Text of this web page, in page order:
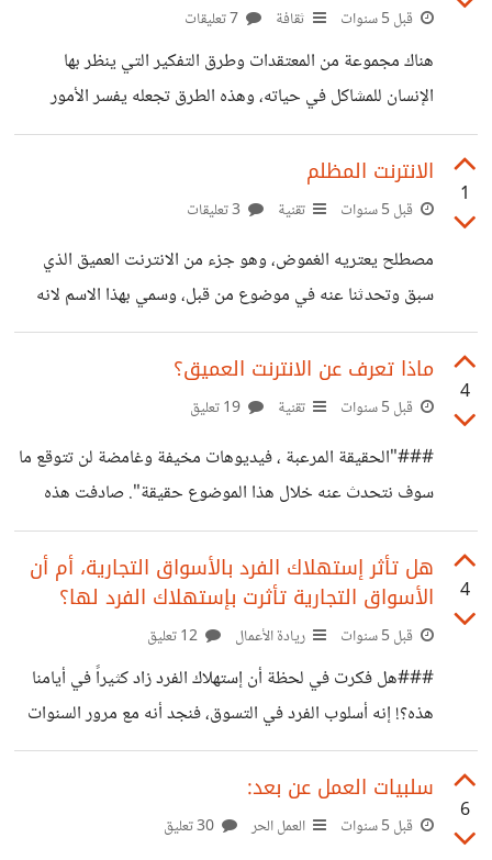
الكافي أو غيره من الأسباب التي تمنعنا من الذهاب للتمرين في
النادي الرياضي أو البدء بهواية محببة لديك وأنت أهملتها بسبب
ضغط الدراسة. ولكن ما يحدث بعد التخرج نجده
قبل 5 سنوات ثقافة
هناك مجموعة من المعتقدات وطرق التفكير التي ينظر بها
الإنسان للمشاكل في حياته، وهذه الطرق تجعله يفسر الأمور
بطريقة لا ترهقه،فمن الممكن أن تمر بموقف في يومك مثل أن
تستمع لإنتقاد سلبي يجعلك غاضب وثائر طوال اليوم وهنا نسأل
لماذا اخترقك النقد الهدام بطريقة كبيرة لهذه الدرجة؟ ومن
أثره ينهار لشهور كاملة، لا يستطيع فقده للشيء هذا ،والأمر
الأصعب لو فقد شخص عزيز سواء بموت وهذا شيء مكتوب على
1
الانترنت المظلم
قبل 5 سنوات تقنية
مصطلح يعتريه الغموض، وهو جزء من الانترنت العميق الذي
سبق وتحدثنا عنه في موضوع من قبل، وسمي بهذا الاسم لانه
يحتوي على أنشطة غير قانونية ،مثل: تجارة المخدارت والسلاح
والإتجار بالبشر. والشرط الاساسي لإستخدام الانترنت المظلم هو
تشفير الهوية، وعدم معرفة الشخص الذي يتصفح الانترنت ،
يحتوي على البيانات السرية لأجهزة الاستخبارات وأجهزة الشرطة
، إذا تحتفظ هذه الأجهزة بمعلومات كثيرة كسجلات الامن
والجرائم والخطط العسكرية ، بالإضافة لمعلومات الشركات
الخاصة
4
ماذا تعرف عن الانترنت العميق؟
قبل 5 سنوات تقنية
###"الحقيقة المرعبة ، فيديوهات مخيفة وغامضة لن تتوقع ما
سوف نتحدث عنه خلال هذا الموضوع حقيقة". صادفت هذه
العبارات من خلال نتائج البحث على الانترنت وأنا أبحث عن
مصطلح تكنولوجي بدأ يظهر بصورة كبيرة في الفترة الأخيرة.
###وهو مصطلح الانترنت العميق ومصطلح الانترنت المظلم.
###هذه العبارات المخيفة موجودة أيضاً على قنوات اليوتيوب ،
لماذا هذا الخوف منه؟ أصبح الانترنت وسيلة سهلة الاستخدام
وممتعة للجميع ونجد كل ما نبحث عنه ونرغب به على هذه
4
هل تأثر إستهلاك الفرد بالأسواق التجارية، أم أن
الأسواق التجارية تأثرت بإستهلاك الفرد لها؟
قبل 5 سنوات ريادة الأعمال
###هل فكرت في لحظة أن إستهلاك الفرد زاد كثيراً في أيامنا
هذه؟! إنه أسلوب الفرد في التسوق، فنجد أنه مع مرور السنوات
تغيرت لدى الأفراد ثقافة التسوق بصورة كبيرة فمثلاً: نجد أن عام
6
سلبيات العمل عن بعد:
قبل 5 سنوات العمل الحر